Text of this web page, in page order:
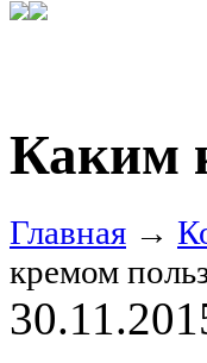
Каким
Главная →
кремом